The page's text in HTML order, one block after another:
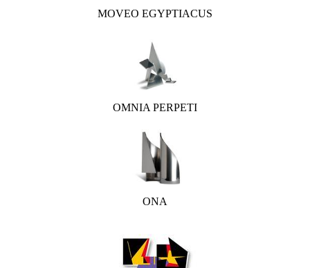
MOVEO EGYPTIACUS
OMNIA PERPETI
ONA